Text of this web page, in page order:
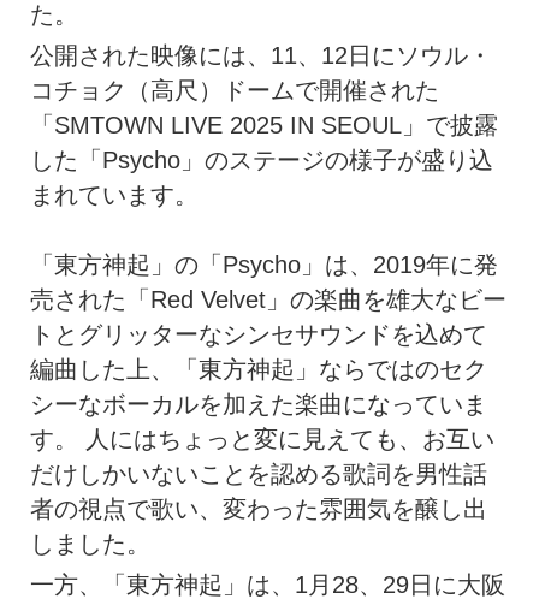
た。
公開された映像には、11、12日にソウル・
コチョク（高尺）ドームで開催された
「SMTOWN LIVE 2025 IN SEOUL」で披露
した「Psycho」のステージの様子が盛り込
まれています。
「東方神起」の「Psycho」は、2019年に発
売された「Red Velvet」の楽曲を雄大なビー
トとグリッターなシンセサウンドを込めて
編曲した上、「東方神起」ならではのセク
シーなボーカルを加えた楽曲になっていま
す。 人にはちょっと変に見えても、お互い
だけしかいないことを認める歌詞を男性話
者の視点で歌い、変わった雰囲気を醸し出
しました。
一方、「東方神起」は、1月28、29日に大阪